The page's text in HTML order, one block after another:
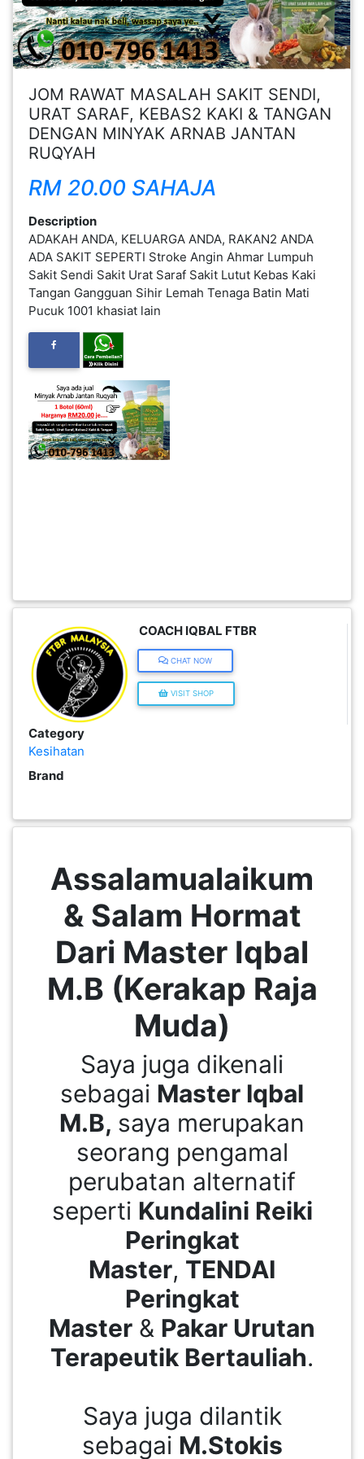
JOM RAWAT MASALAH SAKIT SENDI,
URAT SARAF, KEBAS2 KAKI & TANGAN
DENGAN MINYAK ARNAB JANTAN
RUQYAH
RM 20.00 SAHAJA
Description
ADAKAH ANDA, KELUARGA ANDA, RAKAN2 ANDA
ADA SAKIT SEPERTI Stroke Angin Ahmar Lumpuh
Sakit Sendi Sakit Urat Saraf Sakit Lutut Kebas Kaki
Tangan Gangguan Sihir Lemah Tenaga Batin Mati
Pucuk 1001 khasiat lain
COACH IQBAL FTBR
CHAT NOW
VISIT SHOP
Category
Kesihatan
Brand
Assalamualaikum
& Salam Hormat
Dari Master Iqbal
M.B (Kerakap Raja
Muda)
Saya juga dikenali
sebagai Master Iqbal
M.B, saya merupakan
seorang pengamal
perubatan alternatif
seperti Kundalini Reiki
Peringkat
Master, TENDAI
Peringkat
Master & Pakar Urutan
Terapeutik Bertauliah.
Saya juga dilantik
sebagai M.Stokis
FESYEN
WANITA(0)
KECANTIKAN(7)
FESYEN
MINYAK
WANGI(8)
PENDIDIKAN(19)
DERMA
DAN
INFAK(0)
TUDUNG(0)
DIGITAL(29)
MAKANAN(25)
PERNIAGAAN(41)
SUKAN/HOBI(2)
PERCUTIAN
PELANCONGAN(1)
PERIBADI(4)
PEKERJAAN(0)
HARTA
KEPERLUAN(16)
SELANGOR(37)